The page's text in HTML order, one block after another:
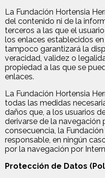
La Fundación Hortensia
del contenido ni de la
terceros a las que el
los enlaces establecidos
tampoco garantizará la
veracidad, validez o
propiedad a las que se
enlaces.
La Fundación Hortensia
todas las medidas
daños que, a los usuarios
derivarse de la navegación
consecuencia, la
responsable, en ningún
por la navegación por
Protección de Datos